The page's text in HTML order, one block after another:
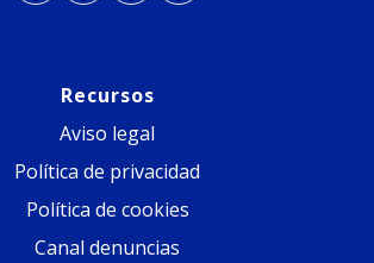
Recursos
Aviso legal
Política de privacidad
Política de cookies
Canal denuncias